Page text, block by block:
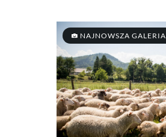
NAJNOWSZA GALERIA